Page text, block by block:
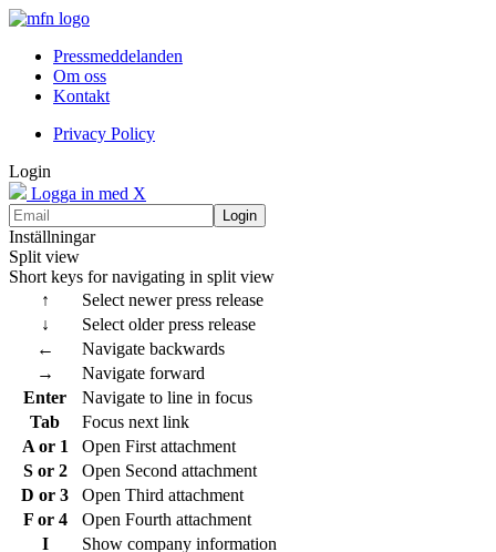
Pressmeddelanden
Om oss
Kontakt
Privacy Policy
Login
Logga in med X
Login
Inställningar
Split view
Short keys for navigating in split view
↑
Select newer press release
↓
Select older press release
←
Navigate backwards
→
Navigate forward
Enter
Navigate to line in focus
Tab
Focus next link
A or 1
Open First attachment
S or 2
Open Second attachment
D or 3
Open Third attachment
F or 4
Open Fourth attachment
I
Show company information